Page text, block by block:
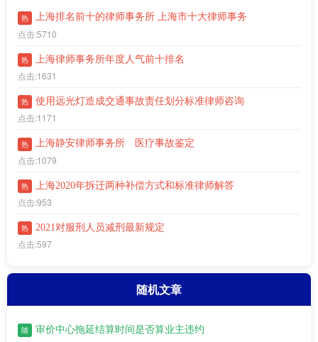
热 上海排名前十的律师事务所 上海市十大律师事务
点击:5710
热 上海律师事务所年度人气前十排名
点击:1631
热 使用远光灯造成交通事故责任划分标准律师咨询
点击:1171
热 上海静安律师事务所 医疗事故鉴定
点击:1079
热 上海2020年拆迁两种补偿方式和标准律师解答
点击:953
热 2021对服刑人员减刑最新规定
点击:597
随机文章
随 审价中心拖延结算时间是否算业主违约